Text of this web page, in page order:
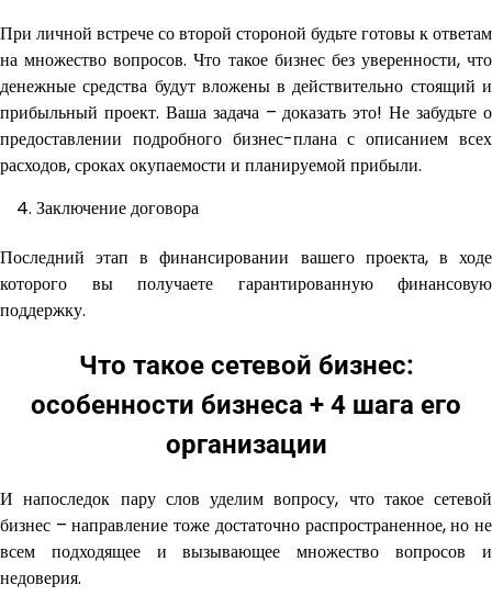
При личной встрече со второй стороной будьте готовы к ответам
на множество вопросов. Что такое бизнес без уверенности, что
денежные средства будут вложены в действительно стоящий и
прибыльный проект. Ваша задача – доказать это! Не забудьте о
предоставлении подробного бизнес-плана с описанием всех
расходов, сроках окупаемости и планируемой прибыли.
Заключение договора
Последний этап в финансировании вашего проекта, в ходе
которого вы получаете гарантированную финансовую
поддержку.
Что такое сетевой бизнес:
особенности бизнеса + 4 шага его
организации
И напоследок пару слов уделим вопросу, что такое сетевой
бизнес – направление тоже достаточно распространенное, но не
всем подходящее и вызывающее множество вопросов и
недоверия.